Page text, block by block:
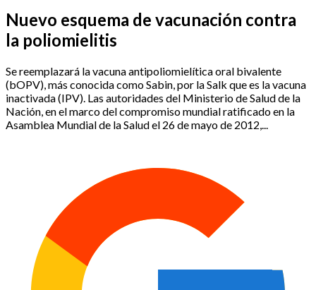
Nuevo esquema de vacunación contra
la poliomielitis
Se reemplazará la vacuna antipoliomielítica oral bivalente
(bOPV), más conocida como Sabin, por la Salk que es la vacuna
inactivada (IPV). Las autoridades del Ministerio de Salud de la
Nación, en el marco del compromiso mundial ratificado en la
Asamblea Mundial de la Salud el 26 de mayo de 2012,...